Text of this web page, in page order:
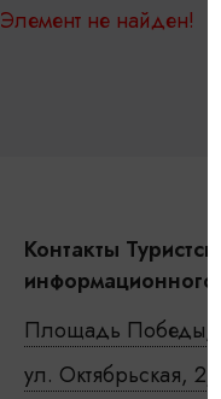
Элемент не найден!
Контакты
Площадь Победы, 1
ул. Октябрьская, 2/3